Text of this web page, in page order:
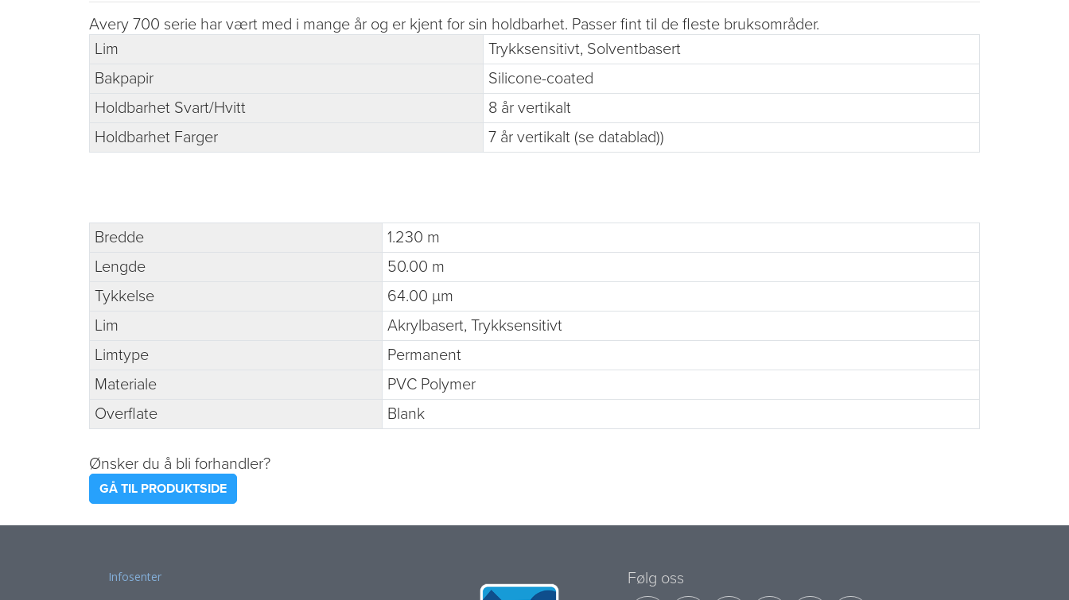
Avery 700 serie har vært med i mange år og er kjent for sin holdbarhet. Passer fint til de fleste bruksområder.
Lim
Trykksensitivt, Solventbasert
Bakpapir
Silicone-coated
Holdbarhet Svart/Hvitt
8 år vertikalt
Holdbarhet Farger
7 år vertikalt (se datablad))
Bredde
1.230 m
Lengde
50.00 m
Tykkelse
64.00 µm
Lim
Akrylbasert, Trykksensitivt
Limtype
Permanent
Materiale
PVC Polymer
Overflate
Blank
Ønsker du å bli forhandler?
GÅ TIL PRODUKTSIDE
Infosenter
Følg oss